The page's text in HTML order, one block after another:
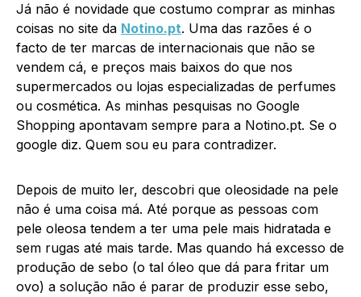
Já não é novidade que costumo comprar as minhas
coisas no site da Notino.pt. Uma das razões é o
facto de ter marcas de internacionais que não se
vendem cá, e preços mais baixos do que nos
supermercados ou lojas especializadas de perfumes
ou cosmética. As minhas pesquisas no Google
Shopping apontavam sempre para a Notino.pt. Se o
google diz. Quem sou eu para contradizer.
Depois de muito ler, descobri que oleosidade na pele
não é uma coisa má. Até porque as pessoas com
pele oleosa tendem a ter uma pele mais hidratada e
sem rugas até mais tarde. Mas quando há excesso de
produção de sebo (o tal óleo que dá para fritar um
ovo) a solução não é parar de produzir esse sebo,